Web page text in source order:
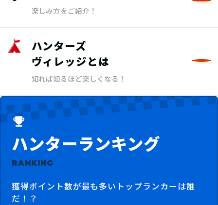
楽しみ方をご紹介！
ハンターズ
ヴィレッジとは
知れば知るほど楽しくなる！
ハンターランキング
RANKING
獲得ポイント数が最も多いトップランカーは誰
だ！？